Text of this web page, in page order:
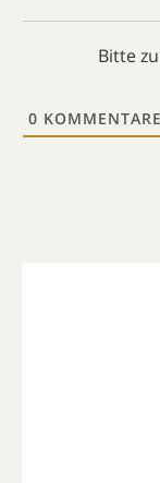
Bitte
0 KOMMENTARE